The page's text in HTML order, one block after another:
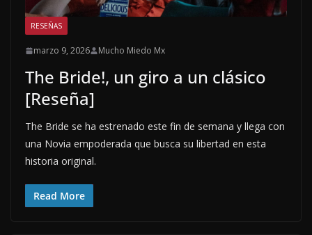
RESEÑAS
marzo 9, 2026 Mucho Miedo Mx
The Bride!, un giro a un clásico
[Reseña]
The Bride se ha estrenado este fin de semana y llega con
una Novia empoderada que busca su libertad en esta
historia original.
Read More